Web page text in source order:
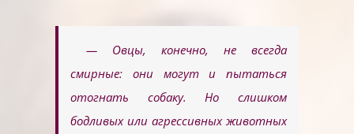
— Овцы, конечно, не всегда
смирные: они могут и пытаться
отогнать собаку. Но слишком
бодливых или агрессивных животных